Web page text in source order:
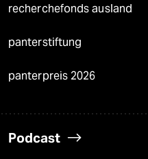
recherchefonds ausland
panterstiftung
panterpreis 2026
Podcast